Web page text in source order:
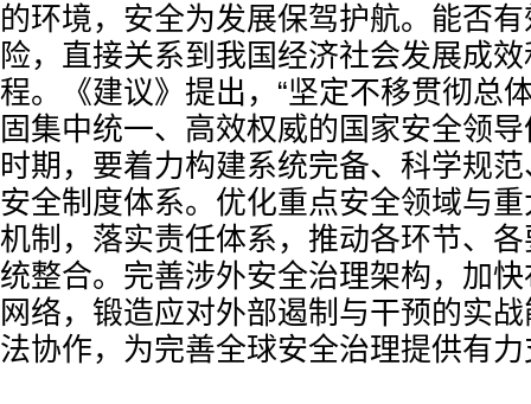
的环境，安全为发展保驾护航。能否
险，直接关系到我国经济社会发展成
程。《建议》提出，“坚定不移贯彻总
固集中统一、高效权威的国家安全领导
时期，要着力构建系统完备、科学规
安全制度体系。优化重点安全领域与
机制，落实责任体系，推动各环节、
统整合。完善涉外安全治理架构，加
网络，锻造应对外部遏制与干预的实
法协作，为完善全球安全治理提供有